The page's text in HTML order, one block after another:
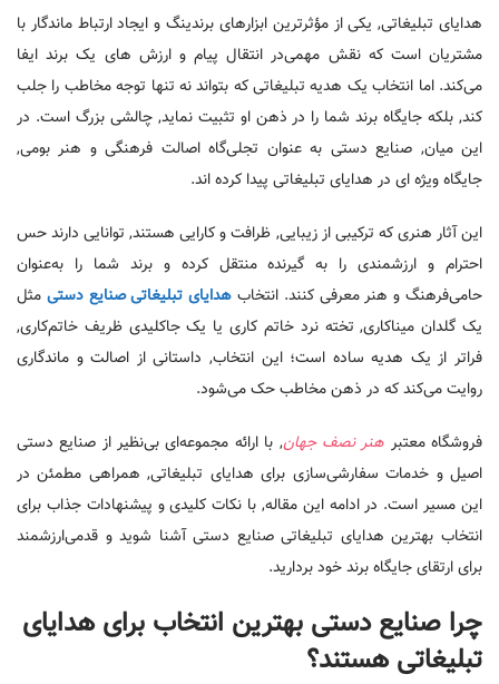
هدایای تبلیغاتی, یکی از مؤثرترین ابزارهای برندینگ و ایجاد ارتباط ماندگار با
مشتریان است که نقش مهمی‌در انتقال پیام و ارزش ‌های یک برند ایفا
می‌کند. اما انتخاب یک هدیه تبلیغاتی که بتواند نه تنها توجه مخاطب را جلب
کند, بلکه جایگاه برند شما را در ذهن او تثبیت نماید, چالشی بزرگ است. در
این میان, صنایع دستی به‌ عنوان تجلی‌گاه اصالت فرهنگی و هنر بومی,
جایگاه ویژه ‌ای در هدایای تبلیغاتی پیدا کرده‌ اند.
این آثار هنری که ترکیبی از زیبایی, ظرافت و کارایی هستند, توانایی دارند حس
احترام و ارزشمندی را به گیرنده منتقل کرده و برند شما را به‌عنوان
حامی‌فرهنگ و هنر معرفی کنند. انتخاب هدایای تبلیغاتی صنایع دستی مثل
یک گلدان میناکاری, تخته نرد خاتم‌ کاری یا یک جاکلیدی ظریف خاتم‌کاری,
فراتر از یک هدیه ساده است؛ این انتخاب, داستانی از اصالت و ماندگاری
روایت می‌‌کند که در ذهن مخاطب حک می‌‌شود.
فروشگاه معتبر هنر نصف جهان, با ارائه مجموعه‌ای بی‌نظیر از صنایع دستی
اصیل و خدمات سفارشی‌سازی برای هدایای تبلیغاتی, همراهی مطمئن در
این مسیر است. در ادامه این مقاله, با نکات کلیدی و پیشنهادات جذاب برای
انتخاب بهترین هدایای تبلیغاتی صنایع دستی آشنا شوید و قدمی‌ارزشمند
برای ارتقای جایگاه برند خود بردارید.
چرا صنایع دستی بهترین انتخاب برای هدایای
تبلیغاتی هستند؟